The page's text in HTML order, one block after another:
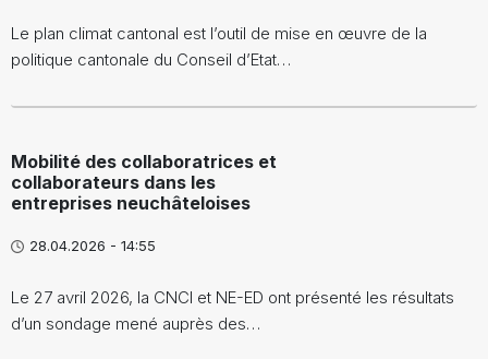
Le plan climat cantonal est l’outil de mise en œuvre de la
politique cantonale du Conseil d’Etat…
Mobilité des collaboratrices et
collaborateurs dans les
entreprises neuchâteloises
28.04.2026 - 14:55
Le 27 avril 2026, la CNCI et NE-ED ont présenté les résultats
d’un sondage mené auprès des…